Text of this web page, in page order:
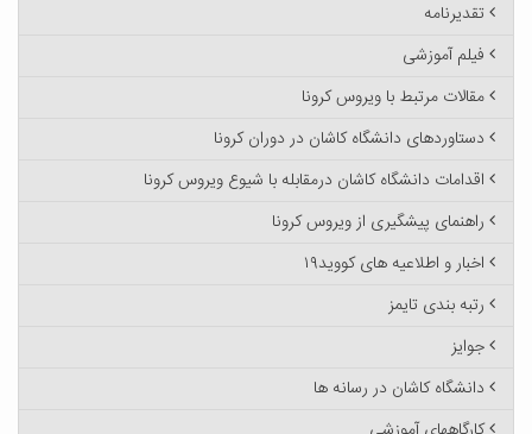
تقدیرنامه
فیلم آموزشی
مقالات مرتبط با ویروس کرونا
دستاوردهای دانشگاه کاشان در دوران کرونا
اقدامات دانشگاه کاشان درمقابله با شیوع ویروس کرونا
راهنمای پیشگیری از ویروس کرونا
اخبار و اطلاعیه های کووید۱۹
رتبه بندی تایمز
جوایز
دانشگاه کاشان در رسانه ها